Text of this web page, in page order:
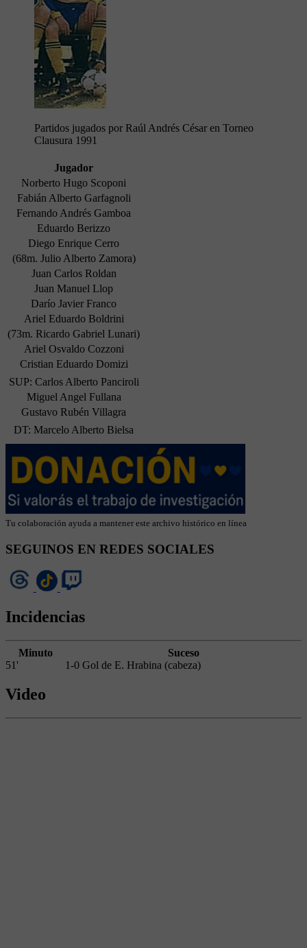
Partidos jugados por Raúl Andrés César en Torneo
Clausura 1991
Jugador
Norberto Hugo Scoponi
Fabián Alberto Garfagnoli
Fernando Andrés Gamboa
Eduardo Berizzo
Diego Enrique Cerro
(68m. Julio Alberto Zamora)
Juan Carlos Roldan
Juan Manuel Llop
Darío Javier Franco
Ariel Eduardo Boldrini
(73m. Ricardo Gabriel Lunari)
Ariel Osvaldo Cozzoni
Cristian Eduardo Domizi
SUP: Carlos Alberto Panciroli
Miguel Angel Fullana
Gustavo Rubén Villagra
DT: Marcelo Alberto Bielsa
Tu colaboración ayuda a mantener este archivo histórico en línea
SEGUINOS EN REDES SOCIALES
Incidencias
Minuto
Suceso
51'
1-0 Gol de E. Hrabina (cabeza)
Video